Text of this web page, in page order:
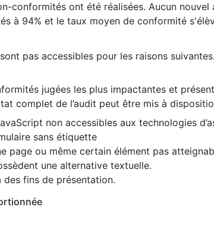
conformités ont été réalisées. Aucun
à 94% et le taux moyen de conformité
pas accessibles pour les raisons suivantes.
jugées les plus impactantes et
complet de l’audit peut être mis à
non accessibles aux technologies
sans étiquette
page ou même certain élément pas
une alternative textuelle.
fins de présentation.